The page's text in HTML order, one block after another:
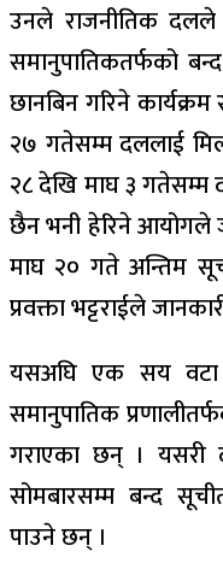
उनले राजनीतिक
समानुपातिकतर्फको
छानबिन गरिने
२७ गतेसम्म दललाई
२८ देखि माघ ३
छैन भनी हेरिने आयोगले
माघ २० गते अन्तिम
प्रवक्ता भट्टराईले
यसअघि एक सय वटा
समानुपातिक
गराएका छन् । यसरी
सोमबारसम्म बन्द
पाउने छन् ।